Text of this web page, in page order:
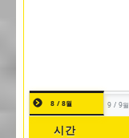
8 / 8월 9 / 9월
시간